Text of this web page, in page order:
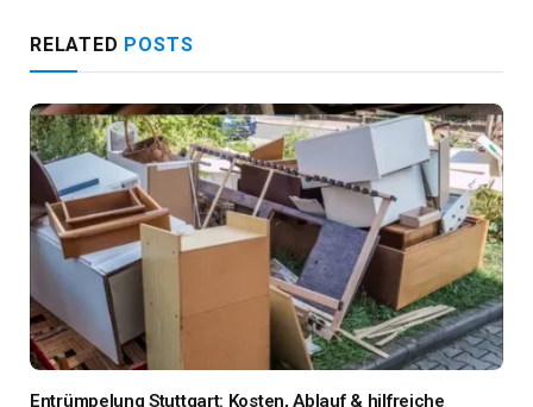
RELATED POSTS
Entrümpelung Stuttgart: Kosten, Ablauf & hilfreiche